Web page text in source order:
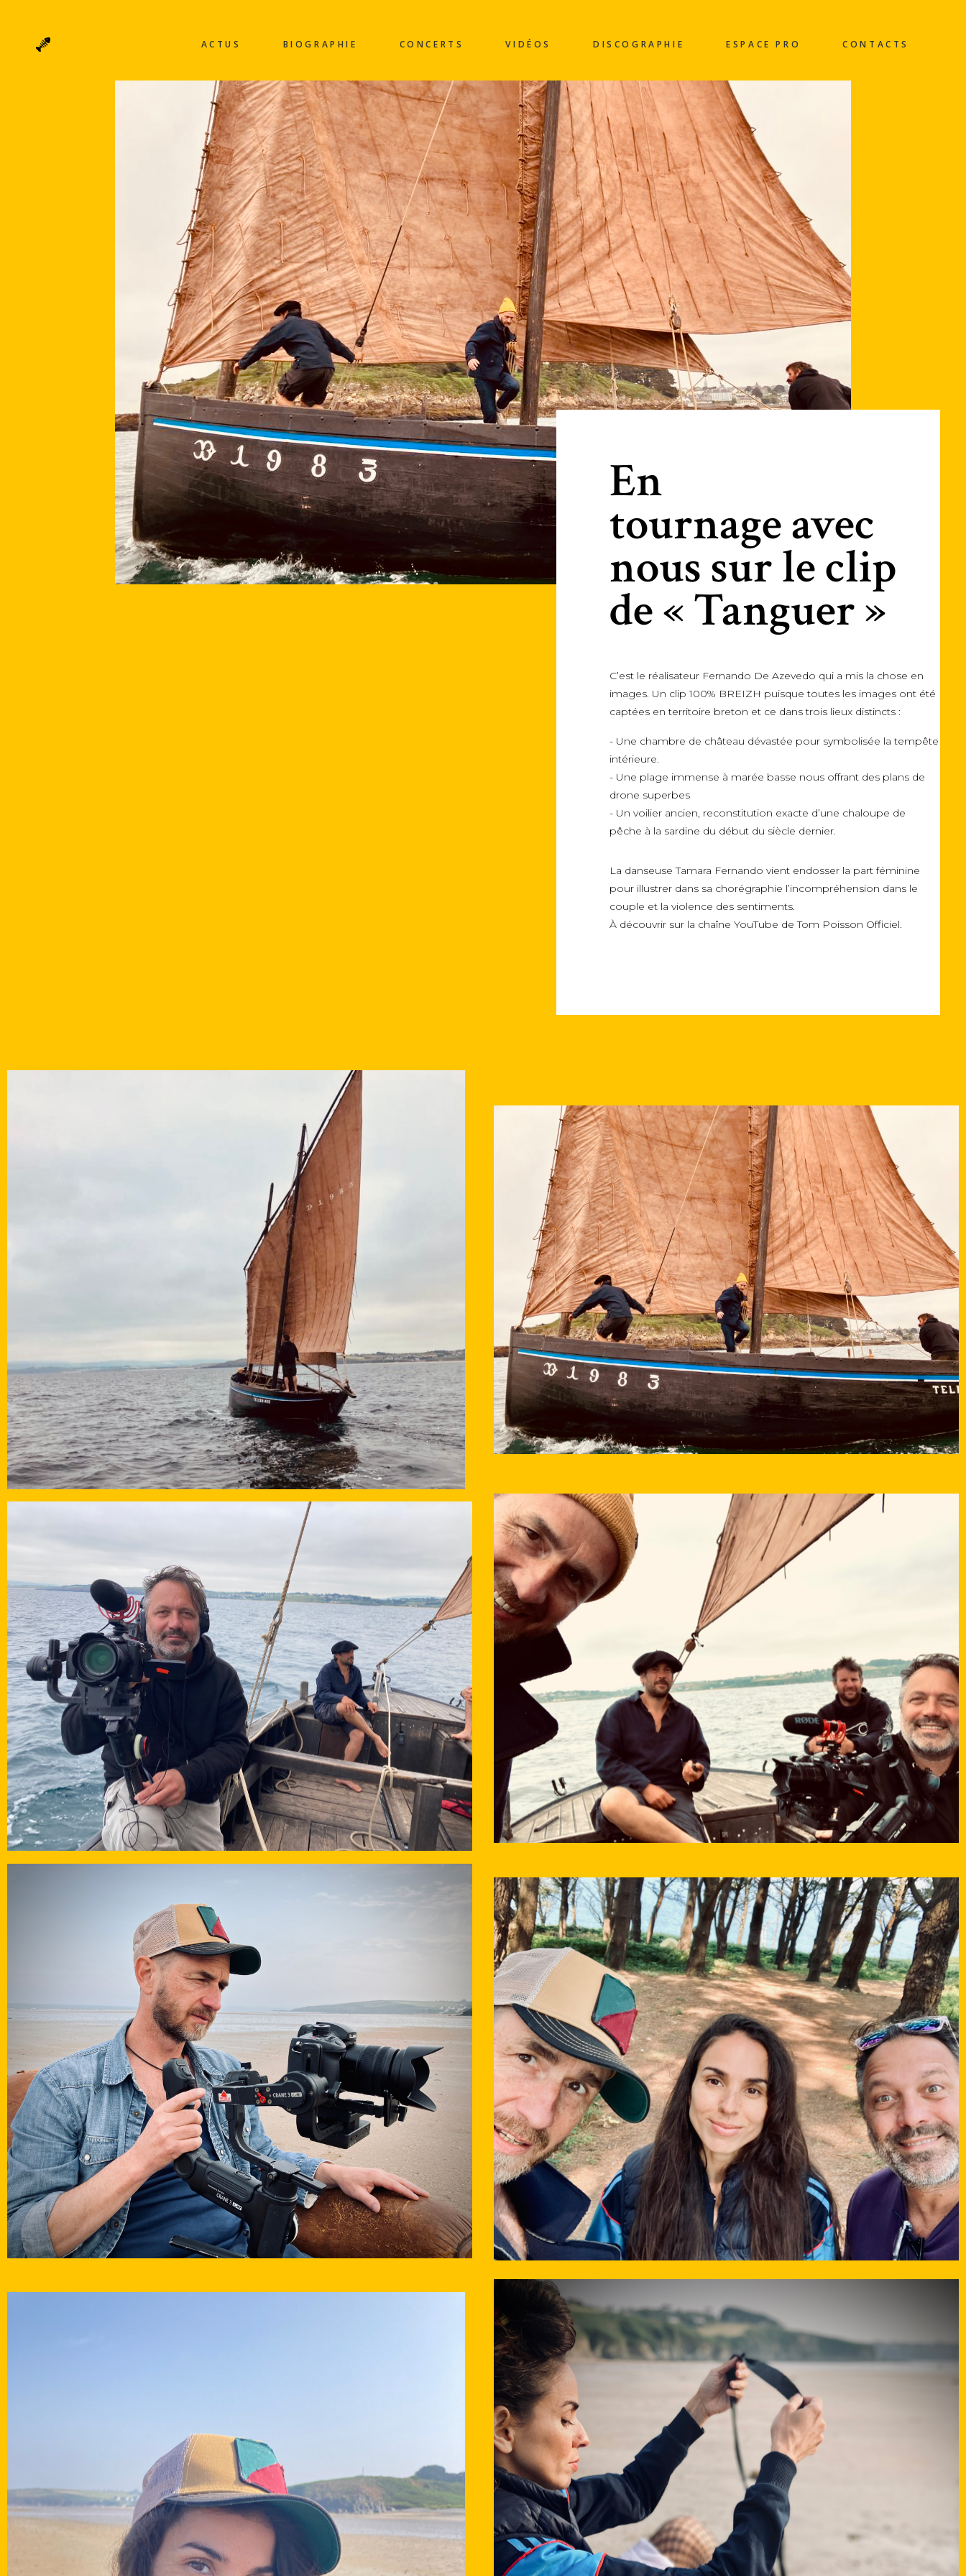
ACTUS BIOGRAPHIE CONCERTS VIDÉOS DISCOGRAPHIE ESPACE PRO CONTACTS
En
tournage avec
nous sur le clip
de « Tanguer »
C’est le réalisateur Fernando De Azevedo qui a mis la chose en
images. Un clip 100% BREIZH puisque toutes les images ont été
captées en territoire breton et ce dans trois lieux distincts :
- Une chambre de château dévastée pour symbolisée la tempête
intérieure.
- Une plage immense à marée basse nous offrant des plans de
drone superbes
- Un voilier ancien, reconstitution exacte d’une chaloupe de
pêche à la sardine du début du siècle dernier.
La danseuse Tamara Fernando vient endosser la part féminine
pour illustrer dans sa chorégraphie l’incompréhension dans le
couple et la violence des sentiments.
À découvrir sur la chaîne YouTube de Tom Poisson Officiel.